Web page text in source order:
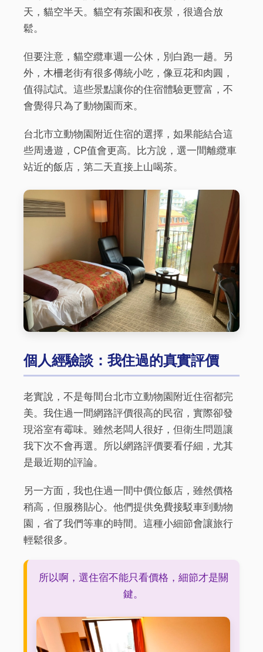
天，貓空半天。貓空有茶園和夜景，很適合放
鬆。
但要注意，貓空纜車週一公休，別白跑一趟。另
外，木柵老街有很多傳統小吃，像豆花和肉圓，
值得試試。這些景點讓你的住宿體驗更豐富，不
會覺得只為了動物園而來。
台北市立動物園附近住宿的選擇，如果能結合這
些周邊遊，CP值會更高。比方說，選一間離纜車
站近的飯店，第二天直接上山喝茶。
個人經驗談：我住過的真實評價
老實說，不是每間台北市立動物園附近住宿都完
美。我住過一間網路評價很高的民宿，實際卻發
現浴室有霉味。雖然老闆人很好，但衛生問題讓
我下次不會再選。所以網路評價要看仔細，尤其
是最近期的評論。
另一方面，我也住過一間中價位飯店，雖然價格
稍高，但服務貼心。他們提供免費接駁車到動物
園，省了我們等車的時間。這種小細節會讓旅行
輕鬆很多。
所以啊，選住宿不能只看價格，細節才是關
鍵。